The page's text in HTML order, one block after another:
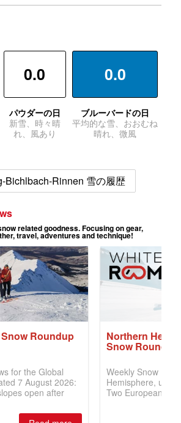
0.0
パウダーの日
新雪、時々晴
れ、風あり
0.0
ブルーバードの日
平均的な雪、おおむね
晴れ、微風
Bichlbach-Rinnen 雪の履歴